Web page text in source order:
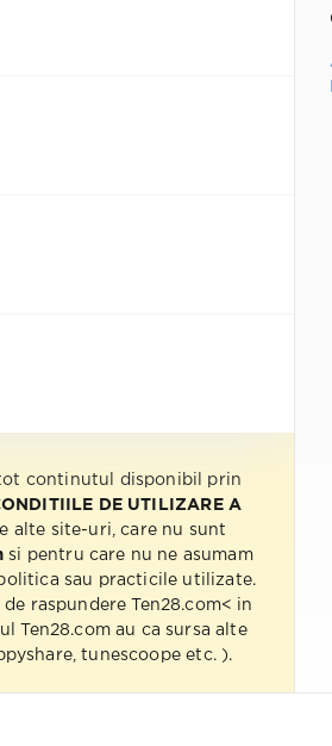
continutul disponibil prin
DE UTILIZARE A
alte site-uri, care nu sunt
si pentru care nu ne asumam
sau practicile utilizate.
raspundere Ten28.com< in
Ten28.com au ca sursa alte
tunescoope etc. ).